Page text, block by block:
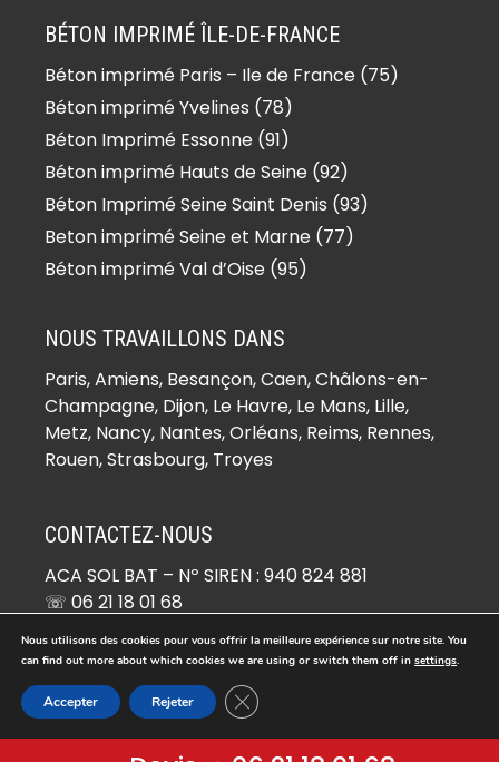
Béton imprimé Bazemont (78580)
Béton imprimé Bazoches-sur-
Guyonne (78490)
Béton imprimé Béhoust (78910)
Béton imprimé Bennecourt (78270)
Béton imprimé Beynes (78650)
Béton imprimé Blaru (78270)
Béton imprimé Boinville-en-Mantois
(78930)
(78660)
Béton imprimé Bois-d’Arcy (78390)
Béton imprimé Boissets (78910)
Béton imprimé Boissy-Mauvoisin
(78490)
Béton imprimé Bonnelles (78830)
Béton imprimé Bonnières-sur-Seine
(78270)
Béton imprimé Bouafle (78410)
Béton imprimé Bougival (78380)
Béton imprimé Bourdonné (78113)
BÉTON IMPRIMÉ ÎLE-DE-FRANCE
Béton imprimé Paris – Ile de France (75)
Béton imprimé Yvelines (78)
Béton Imprimé Essonne (91)
Béton imprimé Hauts de Seine (92)
Béton Imprimé Seine Saint Denis (93)
Beton imprimé Seine et Marne (77)
Béton imprimé Val d’Oise (95)
NOUS TRAVAILLONS DANS
Paris,Amiens, Besançon, Caen, Châlons-en-
Champagne, Dijon, Le Havre, Le Mans, Lille,
Metz, Nancy, Nantes, Orléans, Reims, Rennes,
Rouen, Strasbourg, Troyes
CONTACTEZ-NOUS
ACA SOL BAT – Nº SIREN : 940 824 881
☏ 06 21 18 01 68
26 RUE DE COCAGNE 95670 MARLY-LA-VILLE
© Copyright 2026 -Béton Imprimé
Nous utilisons des cookies pour vous offrir la meilleure expérience sur notre site. You
can find out more about which cookies we are using or switch them off in settings.
Accepter Rejeter Fermer la bannière des cookies